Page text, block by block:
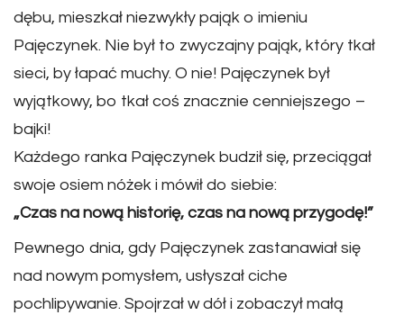
dębu, mieszkał niezwykły pająk o imieniu
Pajęczynek. Nie był to zwyczajny pająk, który tkał
sieci, by łapać muchy. O nie! Pajęczynek był
wyjątkowy, bo tkał coś znacznie cenniejszego –
bajki!
Każdego ranka Pajęczynek budził się, przeciągał
swoje osiem nóżek i mówił do siebie:
„Czas na nową historię, czas na nową przygodę!”
Pewnego dnia, gdy Pajęczynek zastanawiał się
nad nowym pomysłem, usłyszał ciche
pochlipywanie. Spojrzał w dół i zobaczył małą